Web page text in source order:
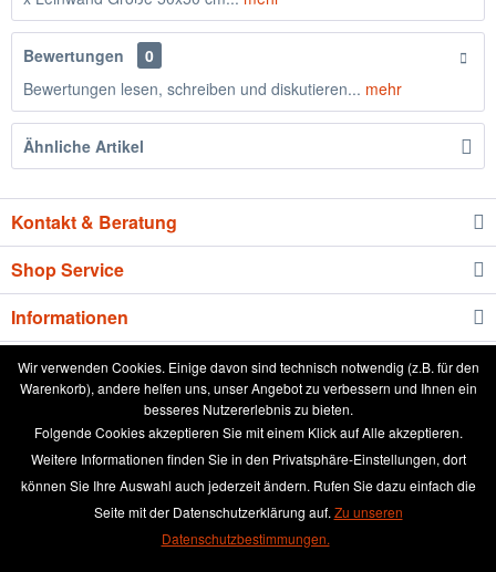
Bewertungen
0
Bewertungen lesen, schreiben und diskutieren... mehr
Ähnliche Artikel
Kontakt & Beratung
Shop Service
Informationen
Newsletter
* Alle Preise inkl. gesetzl. Mehrwertsteuer zzgl.Versandkosten
und ggf.
Nachnahmegebühren, wenn nicht anders beschrieben
aktuelle Preisliste
Anleitung runde Leinwand wässern
Händler-Login
Kundenmeinungen
Wir verwenden Cookies. Einige davon sind technisch notwendig (z.B. für den
Warenkorb), andere helfen uns, unser Angebot zu verbessern und Ihnen ein
besseres Nutzererlebnis zu bieten.
Folgende Cookies akzeptieren Sie mit einem Klick auf Alle akzeptieren.
Weitere Informationen finden Sie in den Privatsphäre-Einstellungen, dort
können Sie Ihre Auswahl auch jederzeit ändern. Rufen Sie dazu einfach die
Seite mit der Datenschutzerklärung auf. Zu unseren
Datenschutzbestimmungen.